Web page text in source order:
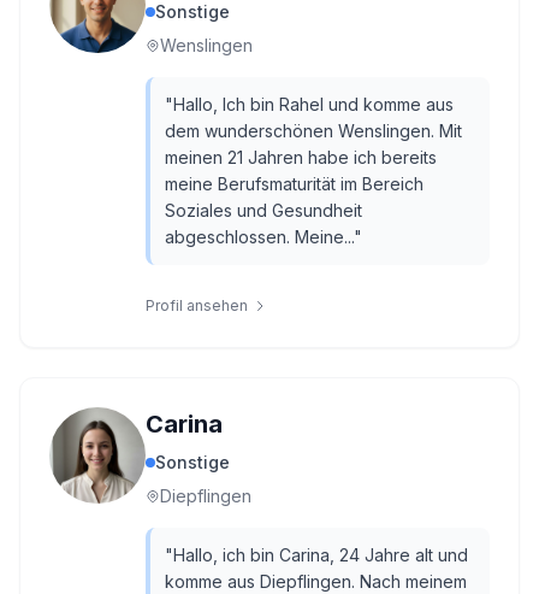
Sonstige
Wenslingen
"Hallo, Ich bin Rahel und komme aus
dem wunderschönen Wenslingen. Mit
meinen 21 Jahren habe ich bereits
meine Berufsmaturität im Bereich
Soziales und Gesundheit
abgeschlossen. Meine..."
Profil ansehen
Carina
Sonstige
Diepflingen
"Hallo, ich bin Carina, 24 Jahre alt und
komme aus Diepflingen. Nach meinem